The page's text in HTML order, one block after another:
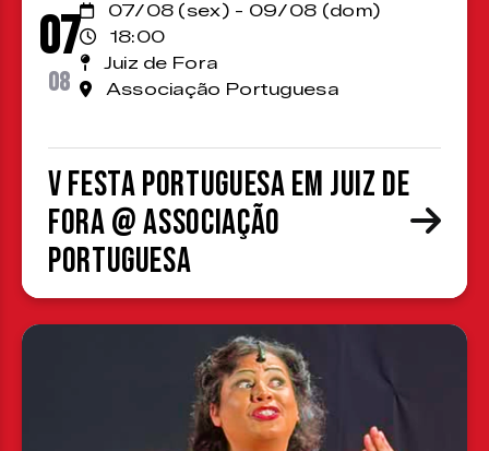
07
08
07/08 (sex) - 09/08 (dom)
18:00
Juiz de Fora
Associação Portuguesa
V Festa Portuguesa em Juiz de
Fora @ Associação
Portuguesa